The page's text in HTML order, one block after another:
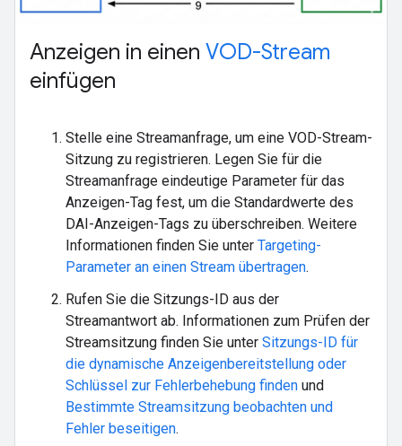
Anzeigen in einen VOD-Stream
einfügen
Stelle eine Streamanfrage, um eine VOD-Stream-
Sitzung zu registrieren. Legen Sie für die
Streamanfrage eindeutige Parameter für das
Anzeigen-Tag fest, um die Standardwerte des
DAI-Anzeigen-Tags zu überschreiben. Weitere
Informationen finden Sie unter Targeting-
Parameter an einen Stream übertragen.
Rufen Sie die Sitzungs-ID aus der
Streamantwort ab. Informationen zum Prüfen der
Streamsitzung finden Sie unter Sitzungs-ID für
die dynamische Anzeigenbereitstellung oder
Schlüssel zur Fehlerbehebung finden und
Bestimmte Streamsitzung beobachten und
Fehler beseitigen.